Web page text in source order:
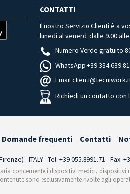
CONTATTI
Il nostro Servizio Clienti è a
lunedì al venerdì dalle 9.00 alle
Numero Verde gratuito
WhatsApp +39 334 639
Email
Richiedi un contatto con
Domande frequenti Contatti
- ITALY - Tel: +39 055.8991.71 - Fax:
concernente i dispositivi medici,
sono esclusivamente rivolte agli